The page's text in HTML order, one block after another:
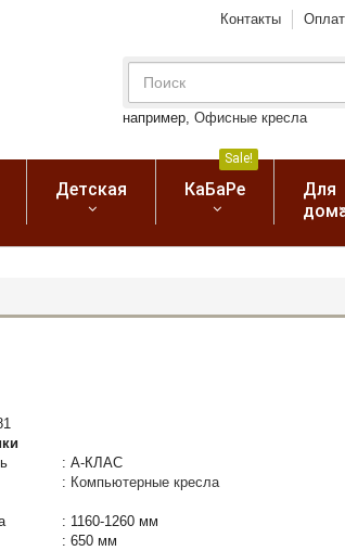
Контакты
например, Офисные кресла
Детская КаБаРе
Sale!
Для
: А-КЛАС
: Компьютерные кресла
: 1160-1260 мм
: 650 мм